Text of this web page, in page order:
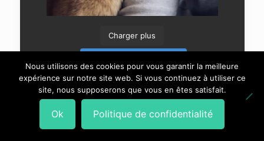
Charger plus
Nous utilisons des cookies pour vous garantir la meilleure
expérience sur notre site web. Si vous continuez à utiliser ce
site, nous supposerons que vous en êtes satisfait.
Ok Politique de confidentialité